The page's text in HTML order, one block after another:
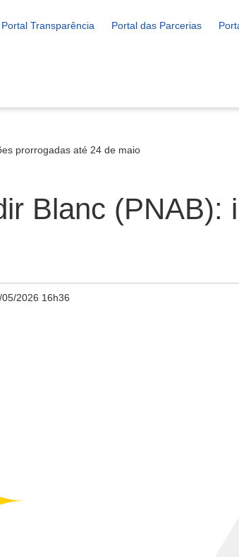
Portal Transparência Portal das Parcerias
prorrogadas até 24 de maio
Blanc (PNAB):
05/2026 16h36